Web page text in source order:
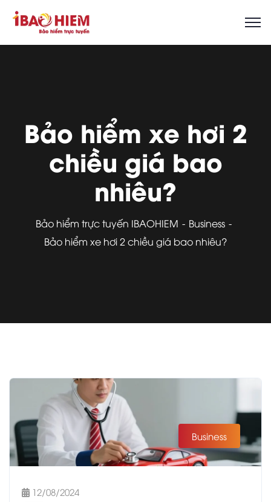
Bảo hiểm xe hơi 2
chiều giá bao
nhiêu?
Bảo hiểm trực tuyến IBAOHIEM
Business
Bảo hiểm xe hơi 2 chiều giá bao nhiêu?
Business
12/08/2024